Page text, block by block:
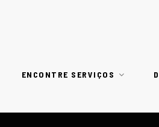
ENCONTRE SERVIÇOS